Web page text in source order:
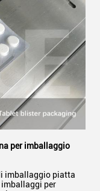
per imballaggio
imballaggio piatta
imballaggi per